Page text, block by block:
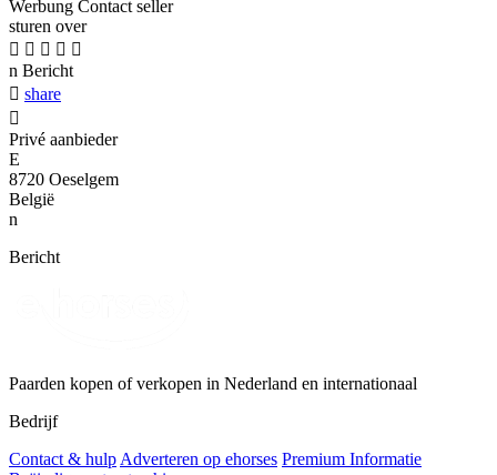
Werbung Contact seller
sturen over
    
n Bericht
 share

Privé aanbieder
E
8720 Oeselgem
België
n
Bericht
Paarden kopen of verkopen in Nederland en internationaal
Bedrijf
Contact & hulp Adverteren op ehorses Premium Informatie